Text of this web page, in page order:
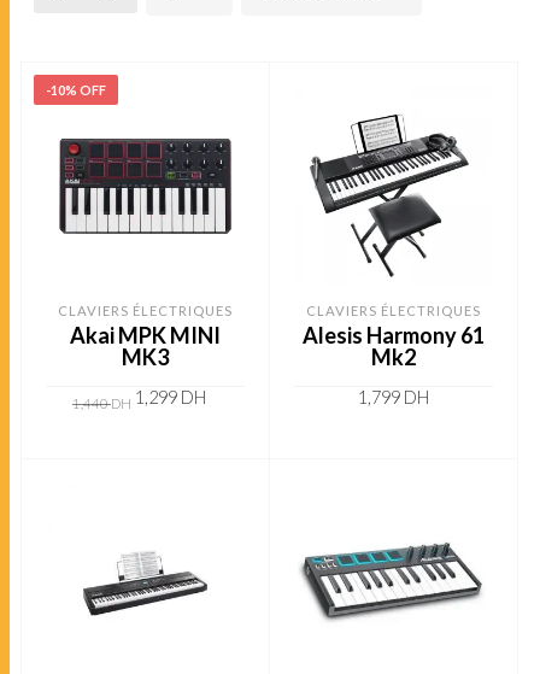
-10% OFF
CLAVIERS ÉLECTRIQUES
Akai MPK MINI
MK3
1,440DH 1,299 DH
CLAVIERS ÉLECTRIQUES
Alesis Harmony 61
Mk2
1,799 DH